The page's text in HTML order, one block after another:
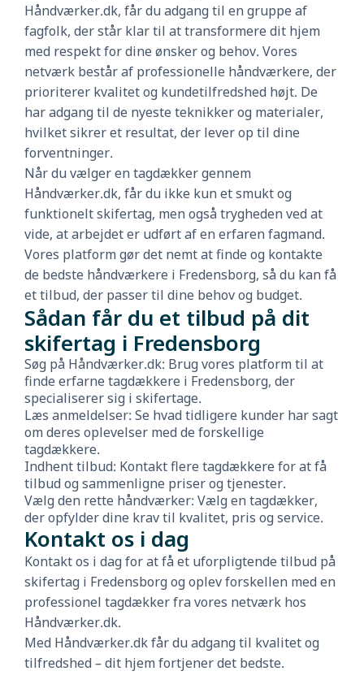
Håndværker.dk, får du adgang til en gruppe af
fagfolk, der står klar til at transformere dit hjem
med respekt for dine ønsker og behov. Vores
netværk består af professionelle håndværkere, der
prioriterer kvalitet og kundetilfredshed højt. De
har adgang til de nyeste teknikker og materialer,
hvilket sikrer et resultat, der lever op til dine
forventninger.
Når du vælger en tagdækker gennem
Håndværker.dk, får du ikke kun et smukt og
funktionelt skifertag, men også trygheden ved at
vide, at arbejdet er udført af en erfaren fagmand.
Vores platform gør det nemt at finde og kontakte
de bedste håndværkere i Fredensborg, så du kan få
et tilbud, der passer til dine behov og budget.
Sådan får du et tilbud på dit
skifertag i Fredensborg
Søg på Håndværker.dk: Brug vores platform til at
finde erfarne tagdækkere i Fredensborg, der
specialiserer sig i skifertage.
Læs anmeldelser: Se hvad tidligere kunder har sagt
om deres oplevelser med de forskellige
tagdækkere.
Indhent tilbud: Kontakt flere tagdækkere for at få
tilbud og sammenligne priser og tjenester.
Vælg den rette håndværker: Vælg en tagdækker,
der opfylder dine krav til kvalitet, pris og service.
Kontakt os i dag
Kontakt os i dag for at få et uforpligtende tilbud på
skifertag i Fredensborg og oplev forskellen med en
professionel tagdækker fra vores netværk hos
Håndværker.dk.
Med Håndværker.dk får du adgang til kvalitet og
tilfredshed – dit hjem fortjener det bedste.